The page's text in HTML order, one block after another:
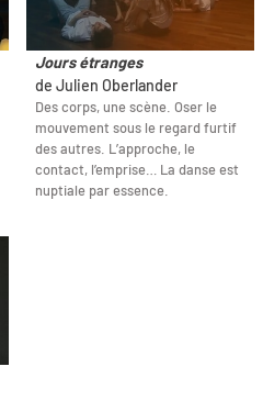
Jours étranges
de Julien Oberlander
Des corps, une scène. Oser le
mouvement sous le regard furtif
des autres. L’approche, le
contact, l’emprise… La danse est
nuptiale par essence.